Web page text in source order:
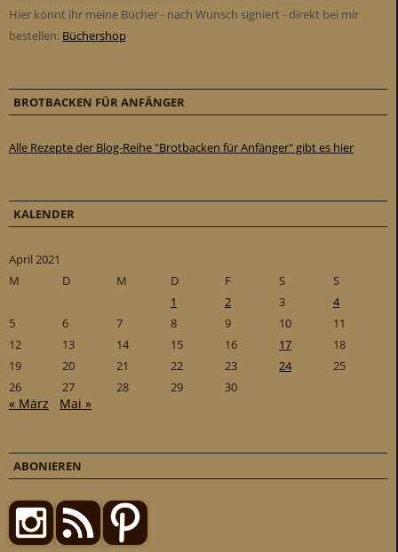
Hier könnt ihr meine Bücher - nach Wunsch signiert - direkt bei mir
bestellen: Büchershop
BROTBACKEN FÜR ANFÄNGER
Alle Rezepte der Blog-Reihe "Brotbacken für Anfänger" gibt es hier
KALENDER
April 2021
M
D M D F S
S
1
2 3
4
5
6 7 8 9 10
11
12
13 14 15 16 17
18
19
20 21 22 23 24
25
26
27 28 29 30
« März Mai »
ABONIEREN